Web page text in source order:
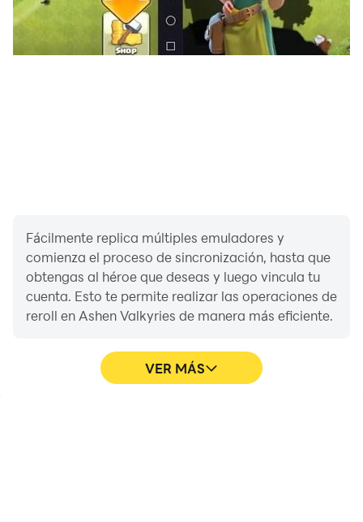
Fácilmente replica múltiples emuladores y
comienza el proceso de sincronización, hasta que
obtengas al héroe que deseas y luego vincula tu
cuenta. Esto te permite realizar las operaciones de
reroll en Ashen Valkyries de manera más eficiente.
VER MÁS